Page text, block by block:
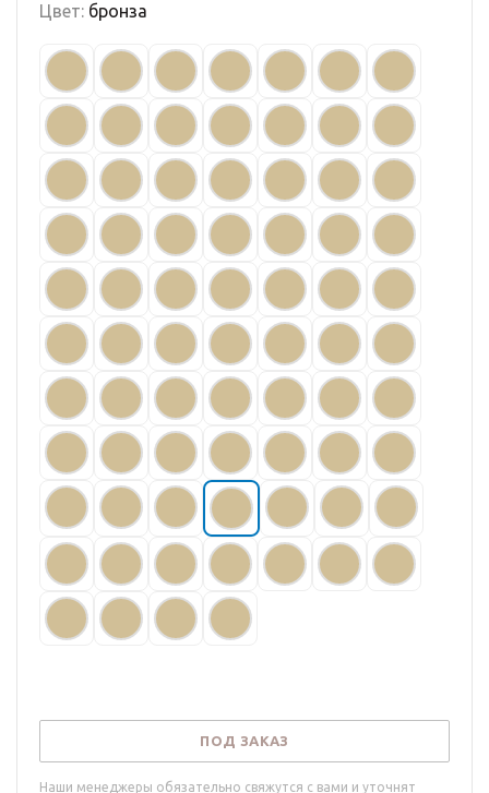
Цвет: бронза
ПОД ЗАКАЗ
Наши менеджеры обязательно свяжутся с вами и уточнят